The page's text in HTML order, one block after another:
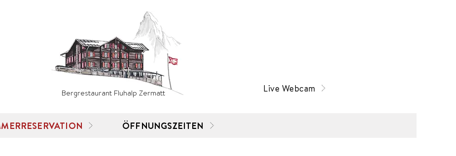
Bergrestaurant Fluhalp Zermatt Live Webcam
ÖFFNUNGSZEITEN